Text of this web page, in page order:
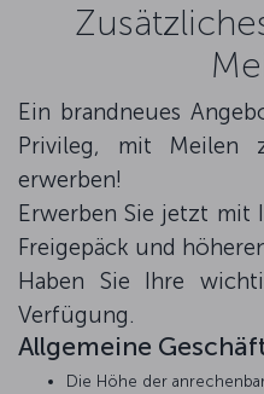
Ein brandneues
Privileg, mit Meilen
erwerben!
Erwerben Sie jetzt mit
Freigepäck und
Haben Sie Ihre
Verfügung.
Allgemeine
Die Höhe der